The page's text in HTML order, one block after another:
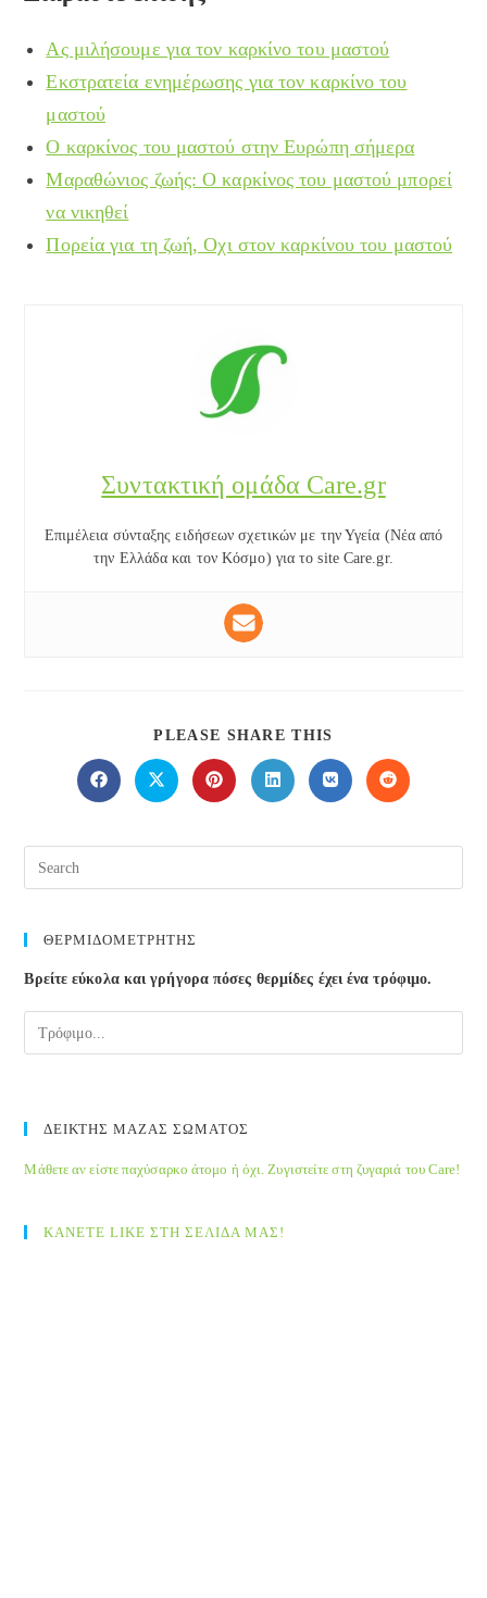
Ας μιλήσουμε για τον καρκίνο του μαστού
Εκστρατεία ενημέρωσης για τον καρκίνο του
μαστού
Ο καρκίνος του μαστού στην Ευρώπη σήμερα
Μαραθώνιος ζωής: Ο καρκίνος του μαστού μπορεί
να νικηθεί
Πορεία για τη ζωή, Οχι στον καρκίνου του μαστού
Συντακτική ομάδα Care.gr
Επιμέλεια σύνταξης ειδήσεων σχετικών με την Υγεία (Νέα από
την Ελλάδα και τον Κόσμο) για το site Care.gr.
PLEASE SHARE THIS
THIS
CONTENT
Opens
in
window
Opens
in
window
Opens
in
window
Opens
in
window
Opens
in
window
Opens
in
window
ΘΕΡΜΙΔΟΜΕΤΡΗΤΗΣ
Βρείτε εύκολα και γρήγορα πόσες θερμίδες έχει ένα τρόφιμο.
ΔΕΙΚΤΗΣ ΜΑΖΑΣ ΣΩΜΑΤΟΣ
Μάθετε αν είστε παχύσαρκο άτομο ή όχι. Ζυγιστείτε στη ζυγαριά του Care!
ΚΑΝΕΤΕ LIKE ΣΤΗ ΣΕΛΙΔΑ ΜΑΣ!